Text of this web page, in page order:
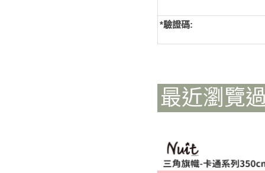
*驗證碼:
最近瀏覽